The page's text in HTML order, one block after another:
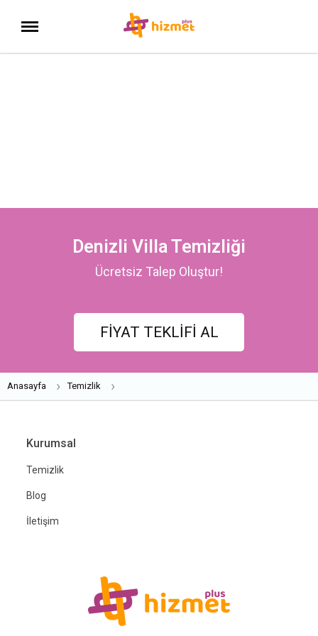
Denizli Villa Temizliği
Ücretsiz Talep Oluştur!
FİYAT TEKLİFİ AL
Anasayfa Temizlik
Kurumsal
Temizlik
Blog
İletişim